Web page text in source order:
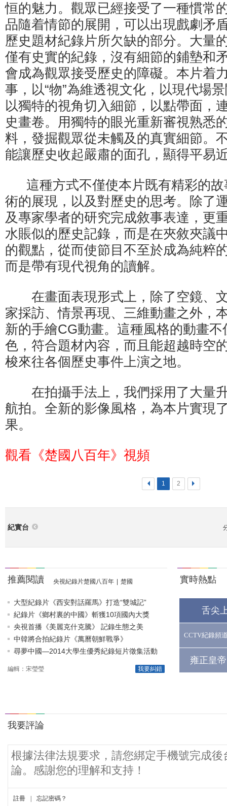
恒的魅力。觀眾已經接受了一種慣常
品隨着情節的展開，可以出現戲劇矛
歷史題材紀錄片所欠缺的部分。大量
僅有史實的紀錄，沒有細節的鋪墊和
會成為觀眾接受歷史的障礙。本片着
事，以“物”為維透視文化，以現代場
以獨特的視角切入細節，以點帶面，
史畫卷。用獨特的眼光重新審視熟悉
料，發掘觀眾從未觸及的真實細節。
能讓歷史收起嚴肅的面孔，顯得平易
這種方式不僅使本片既有精彩的故
術的展現，以及對歷史的思考。除了
及專家學者的研究完成敘事表達，更
水賬似的歷史記錄，而是在夾敘夾議
的觀點，從而使節目不至於成為純粹
而是帶有現代視角的讀解。
在畫面表現形式上，除了空鏡、
家採訪、情景再現、三維動畫之外，
新的手繪CG動畫。這種風格的動畫
色，符合題材內容，而且能超越時空
梭來往各個歷史事件上演之地。
在拍攝手法上，我們採用了大量
航拍。全新的影像風格，為本片實現
果。
觀看《楚國八百年》視頻
< 1 2 >
紀實台
推薦閱讀 央視紀錄片楚國八百年 楚國
大型紀錄片《西安對話羅馬》打造“雙城記”
紀錄片《鄉村裏的中國》斬獲10項國內大獎
央視首播《美麗克什克騰》 記錄生態之美
中韓將合拍紀錄片《萬曆朝鮮戰爭》
尋夢中國—2014大學生優秀紀錄短片徵集活動
我要糾錯
編輯：宋瑩瑩
實時熱點
舌尖
CCTV紀錄頻
雍正皇